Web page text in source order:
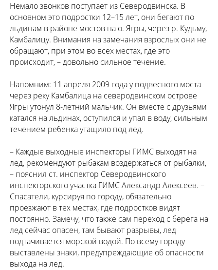
Немало звонков поступает из Северодвинска. В
основном это подростки 12–15 лет, они бегают по
льдинам в районе мостов на о. Ягры, через р. Кудьму,
Камбалицу. Внимания на замечания взрослых они не
обращают, при этом во всех местах, где это
происходит, – довольно сильное течение.
Напомним: 11 апреля 2009 года у подвесного моста
через реку Камбалица на северодвинском острове
Ягры утонул 8-летний мальчик. Он вместе с друзьями
катался на льдинах, оступился и упал в воду, сильным
течением ребенка утащило под лед.
– Каждые выходные инспекторы ГИМС выходят на
лед, рекомендуют рыбакам воздержаться от рыбалки,
– пояснил ст. инспектор Северодвинского
инспекторского участка ГИМС Александр Алексеев. –
Спасатели, курсируя по городу, обязательно
проезжают в тех местах, где подростков видят
постоянно. Замечу, что также сам переход с берега на
лед сейчас опасен, там бывают разрывы, лед
подтачивается морской водой. По всему городу
выставлены знаки, предупреждающие об опасности
выхода на лед.